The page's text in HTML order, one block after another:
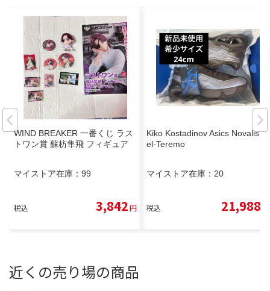
WIND BREAKER 一番くじ ラス
トワン賞 蘇枋隼飛 フィギュア
マイストア在庫： 99
税込 3,842円
Kiko Kostadinov Asics Novalis G
el-Teremo
マイストア在庫： 20
税込 21,988
近くの売り場の商品